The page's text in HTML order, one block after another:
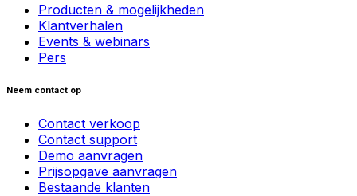
Producten & mogelijkheden
Klantverhalen
Events & webinars
Pers
Neem contact op
Contact verkoop
Contact support
Demo aanvragen
Prijsopgave aanvragen
Bestaande klanten